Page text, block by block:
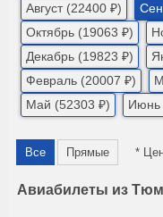
Август (22400 ₽)
Октябрь (19063 ₽)
Декабрь (19823 ₽)
Февраль (20007 ₽)
Май (52303 ₽)
Июнь
Все Прямые *
Авиабилеты из